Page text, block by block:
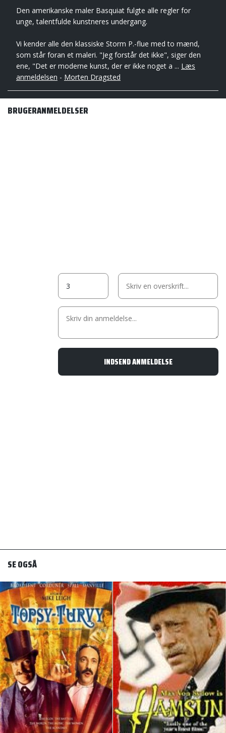
Den amerikanske maler Basquiat fulgte alle regler for
unge, talentfulde kunstneres undergang.
Vi kender alle den klassiske Storm P.-flue med to mænd,
som står foran et maleri. "Jeg forstår det ikke", siger den
ene, "Det er moderne kunst, der er ikke noget a ... Læs
anmeldelsen - Morten Dragsted
BRUGERANMELDELSER
SE OGSÅ